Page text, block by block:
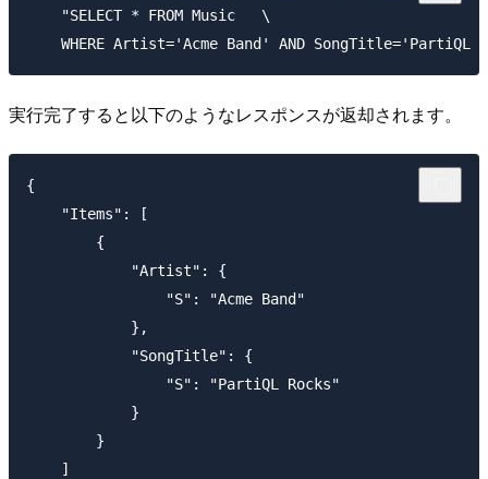
    "SELECT * FROM Music   \
実行完了すると以下のようなレスポンスが返却されます。
{
    "Items": [
        {
            "Artist": {
                "S": "Acme Band"
            },
            "SongTitle": {
                "S": "PartiQL Rocks"
            }
        }
    ]